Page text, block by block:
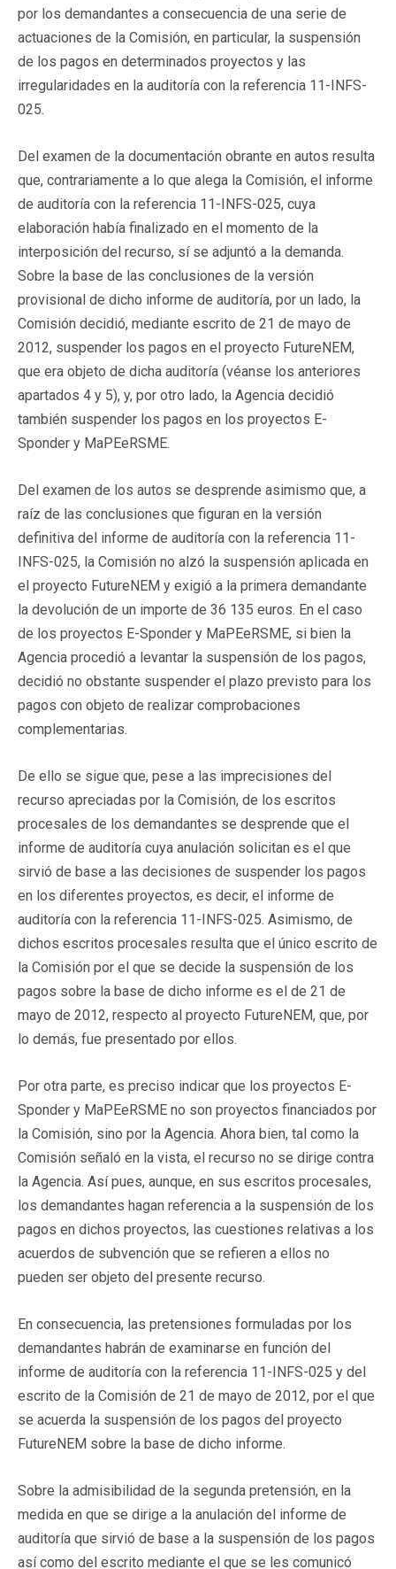
por los demandantes a consecuencia de una serie de
actuaciones de la Comisión, en particular, la suspensión
de los pagos en determinados proyectos y las
irregularidades en la auditoría con la referencia 11-INFS-
025.
Del examen de la documentación obrante en autos resulta
que, contrariamente a lo que alega la Comisión, el informe
de auditoría con la referencia 11-INFS-025, cuya
elaboración había finalizado en el momento de la
interposición del recurso, sí se adjuntó a la demanda.
Sobre la base de las conclusiones de la versión
provisional de dicho informe de auditoría, por un lado, la
Comisión decidió, mediante escrito de 21 de mayo de
2012, suspender los pagos en el proyecto FutureNEM,
que era objeto de dicha auditoría (véanse los anteriores
apartados 4 y 5), y, por otro lado, la Agencia decidió
también suspender los pagos en los proyectos E-
Sponder y MaPEeRSME.
Del examen de los autos se desprende asimismo que, a
raíz de las conclusiones que figuran en la versión
definitiva del informe de auditoría con la referencia 11-
INFS-025, la Comisión no alzó la suspensión aplicada en
el proyecto FutureNEM y exigió a la primera demandante
la devolución de un importe de 36 135 euros. En el caso
de los proyectos E-Sponder y MaPEeRSME, si bien la
Agencia procedió a levantar la suspensión de los pagos,
decidió no obstante suspender el plazo previsto para los
pagos con objeto de realizar comprobaciones
complementarias.
De ello se sigue que, pese a las imprecisiones del
recurso apreciadas por la Comisión, de los escritos
procesales de los demandantes se desprende que el
informe de auditoría cuya anulación solicitan es el que
sirvió de base a las decisiones de suspender los pagos
en los diferentes proyectos, es decir, el informe de
auditoría con la referencia 11-INFS-025. Asimismo, de
dichos escritos procesales resulta que el único escrito de
la Comisión por el que se decide la suspensión de los
pagos sobre la base de dicho informe es el de 21 de
mayo de 2012, respecto al proyecto FutureNEM, que, por
lo demás, fue presentado por ellos.
Por otra parte, es preciso indicar que los proyectos E-
Sponder y MaPEeRSME no son proyectos financiados por
la Comisión, sino por la Agencia. Ahora bien, tal como la
Comisión señaló en la vista, el recurso no se dirige contra
la Agencia. Así pues, aunque, en sus escritos procesales,
los demandantes hagan referencia a la suspensión de los
pagos en dichos proyectos, las cuestiones relativas a los
acuerdos de subvención que se refieren a ellos no
pueden ser objeto del presente recurso.
En consecuencia, las pretensiones formuladas por los
demandantes habrán de examinarse en función del
informe de auditoría con la referencia 11-INFS-025 y del
escrito de la Comisión de 21 de mayo de 2012, por el que
se acuerda la suspensión de los pagos del proyecto
FutureNEM sobre la base de dicho informe.
Sobre la admisibilidad de la segunda pretensión, en la
medida en que se dirige a la anulación del informe de
auditoría que sirvió de base a la suspensión de los pagos
así como del escrito mediante el que se les comunicó